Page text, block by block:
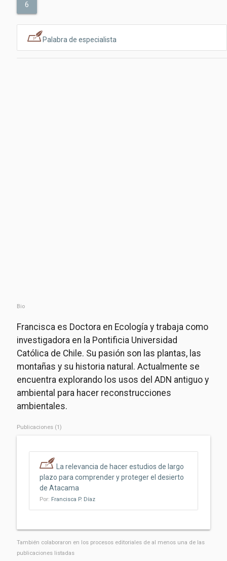
6
Palabra de especialista
Bio
Francisca es Doctora en Ecología y trabaja como
investigadora en la Pontificia Universidad
Católica de Chile. Su pasión son las plantas, las
montañas y su historia natural. Actualmente se
encuentra explorando los usos del ADN antiguo y
ambiental para hacer reconstrucciones
ambientales.
Publicaciones (1)
La relevancia de hacer estudios de largo
plazo para comprender y proteger el desierto
de Atacama
Por: Francisca P. Díaz
También colaboraron ​​en los procesos editoriales de al menos una de las
publicaciones listadas